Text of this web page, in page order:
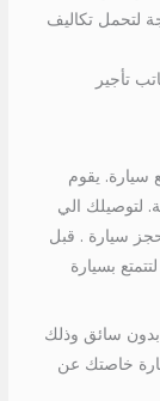
لتحمل تكاليف
تأجير
يقوم
لتوصيلك الي
سيارة . قبل
بسيارة
سائق وذلك
خاصتك عن